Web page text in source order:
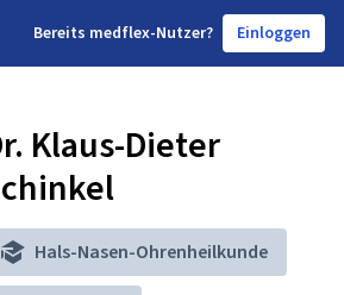
Bereits medflex-Nutzer? Einloggen
Klaus-Dieter
Hals-Nasen-Ohrenheilkunde